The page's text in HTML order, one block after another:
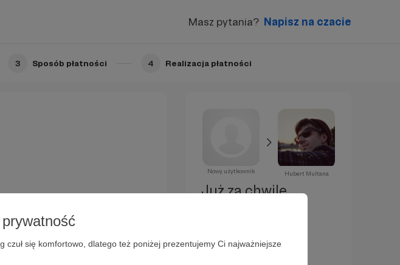
się komfortowo, dlatego też poniżej prezentujemy Ci najważniejsze
Masz pytania? Napisz na czacie
3 Sposób płatności 4 Realizacja płatności
Nowy użytkownik Hubert Multana
Już za chwilę